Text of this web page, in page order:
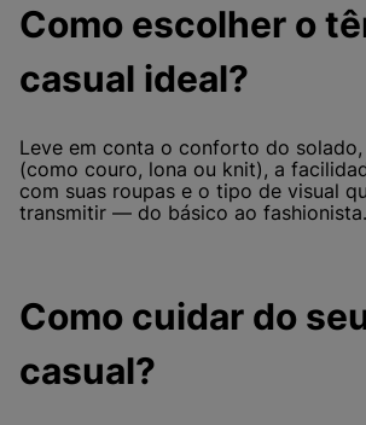
Como escolher o
casual ideal?
Leve em conta o conforto do
(como couro, lona ou knit), a
com suas roupas e o tipo de visual
transmitir — do básico ao fashionista.
Como cuidar do
casual?